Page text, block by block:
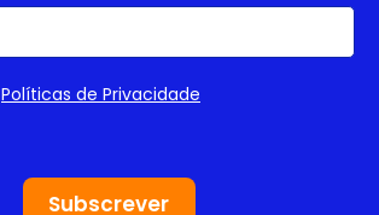
Políticas de Privacidade